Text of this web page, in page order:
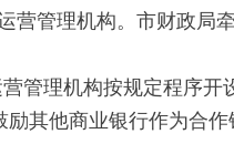
管理机构。市财政局
管理机构按规定程序开
其他商业银行作为合作